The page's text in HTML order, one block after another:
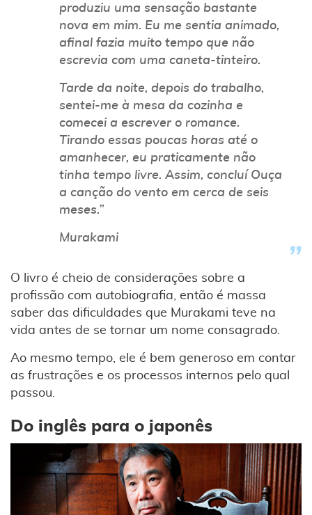
produziu uma sensação bastante
nova em mim. Eu me sentia animado,
afinal fazia muito tempo que não
escrevia com uma caneta-tinteiro.
Tarde da noite, depois do trabalho,
sentei-me à mesa da cozinha e
comecei a escrever o romance.
Tirando essas poucas horas até o
amanhecer, eu praticamente não
tinha tempo livre. Assim, concluí Ouça
a canção do vento em cerca de seis
meses.”
Murakami
O livro é cheio de considerações sobre a
profissão com autobiografia, então é massa
saber das dificuldades que Murakami teve na
vida antes de se tornar um nome consagrado.
Ao mesmo tempo, ele é bem generoso em contar
as frustrações e os processos internos pelo qual
passou.
Do inglês para o japonês